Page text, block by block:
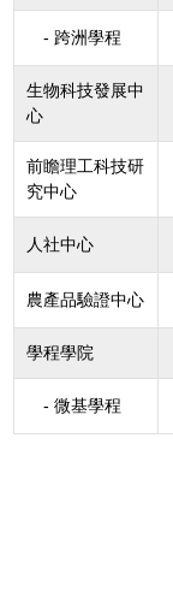
- 跨洲學程
生物科技發展中
心
前瞻理工科技研
究中心
人社中心
農產品驗證中心
學程學院
- 微基學程